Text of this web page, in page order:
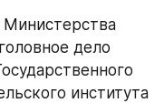
дело
института